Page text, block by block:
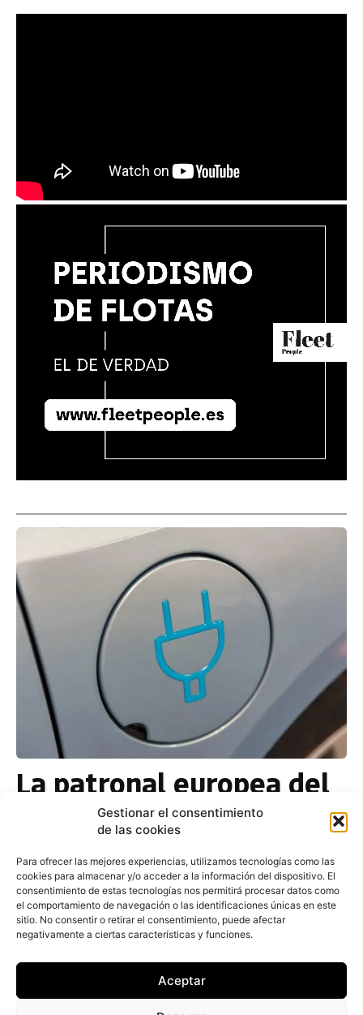
Gestionar el consentimiento
de las cookies
Para ofrecer las mejores experiencias, utilizamos tecnologías como las
cookies para almacenar y/o acceder a la información del dispositivo. El
consentimiento de estas tecnologías nos permitirá procesar datos como
el comportamiento de navegación o las identificaciones únicas en este
sitio. No consentir o retirar el consentimiento, puede afectar
negativamente a ciertas características y funciones.
Aceptar
La patronal europea del
motor aplaude que se
posponga el canon
arancelario a Reino
Unido
Redacción - 7 de diciembre de 2023
Automóviles (ACEA) ha acogido "con satisfacción"
la propuesta de la Comisión Europea (CE) de